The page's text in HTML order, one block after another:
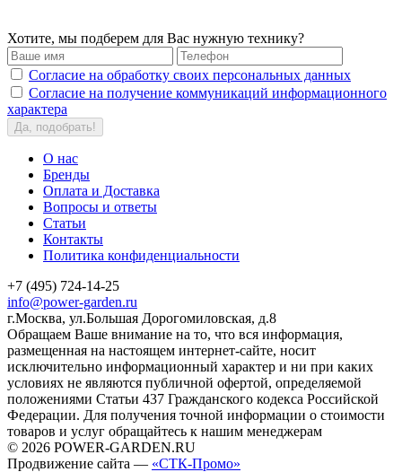
Хотите, мы подберем для Вас нужную технику?
Согласие на обработку своих персональных данных
Согласие на получение коммуникаций информационного
характера
Да, подобрать!
О нас
Бренды
Оплата и Доставка
Вопросы и ответы
Статьи
Контакты
Политика конфиденциальности
+7 (495) 724-14-25
info@power-garden.ru
г.Москва, ул.Большая Дорогомиловская, д.8
Обращаем Ваше внимание на то, что вся информация,
размещенная на настоящем интернет-сайте, носит
исключительно информационный характер и ни при каких
условиях не являются публичной офертой, определяемой
положениями Статьи 437 Гражданского кодекса Российской
Федерации. Для получения точной информации о стоимости
товаров и услуг обращайтесь к нашим менеджерам
© 2026 POWER-GARDEN.RU
Продвижение сайта — «СТК-Промо»